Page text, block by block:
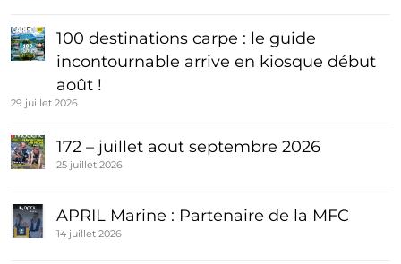
100 destinations carpe : le guide
incontournable arrive en kiosque début
août !
29 juillet 2026
172 – juillet aout septembre 2026
25 juillet 2026
APRIL Marine : Partenaire de la MFC
14 juillet 2026